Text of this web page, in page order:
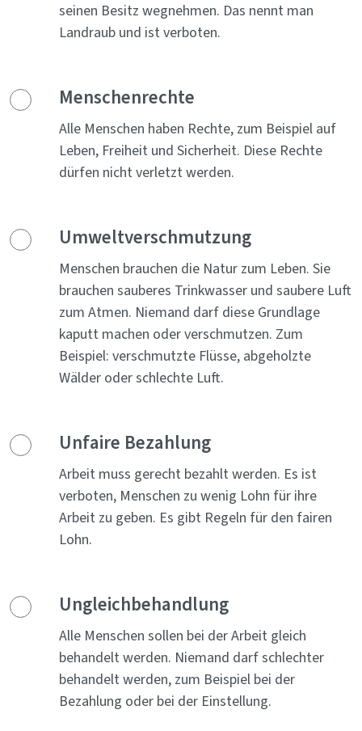
seinen Besitz wegnehmen. Das nennt man
Landraub und ist verboten.
Menschenrechte
Alle Menschen haben Rechte, zum Beispiel auf
Leben, Freiheit und Sicherheit. Diese Rechte
dürfen nicht verletzt werden.
Umweltverschmutzung
Menschen brauchen die Natur zum Leben. Sie
brauchen sauberes Trinkwasser und saubere Luft
zum Atmen. Niemand darf diese Grundlage
kaputt machen oder verschmutzen. Zum
Beispiel: verschmutzte Flüsse, abgeholzte
Wälder oder schlechte Luft.
Unfaire Bezahlung
Arbeit muss gerecht bezahlt werden. Es ist
verboten, Menschen zu wenig Lohn für ihre
Arbeit zu geben. Es gibt Regeln für den fairen
Lohn.
Ungleichbehandlung
Alle Menschen sollen bei der Arbeit gleich
behandelt werden. Niemand darf schlechter
behandelt werden, zum Beispiel bei der
Bezahlung oder bei der Einstellung.